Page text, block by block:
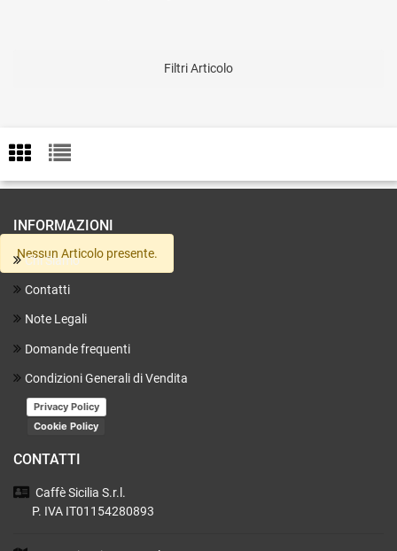
Filtri Articolo
Nessun Articolo presente.
INFORMAZIONI
Chi Siamo
Contatti
Note Legali
Domande frequenti
Condizioni Generali di Vendita
Privacy Policy
Cookie Policy
CONTATTI
Caffè Sicilia S.r.l.
P. IVA IT01154280893